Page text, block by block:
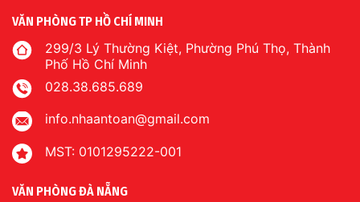
VĂN PHÒNG TP HỒ CHÍ MINH
299/3 Lý Thường Kiệt, Phường Phú Thọ, Thành
Phố Hồ Chí Minh
028.38.685.689
info.nhaantoan@gmail.com
MST: 0101295222-001
VĂN PHÒNG ĐÀ NẴNG